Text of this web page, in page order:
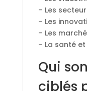
– Les
– Les
– Les
– La santé
Qui
ciblés